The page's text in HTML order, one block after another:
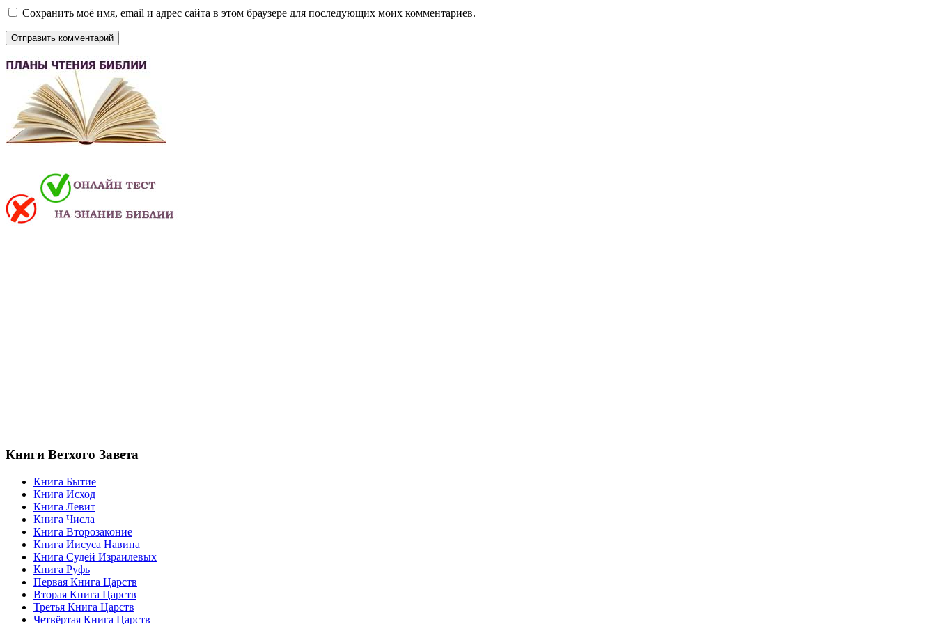
Сохранить моё имя, email и адрес сайта в этом браузере для последующих моих комментариев.
Книги Ветхого Завета
Книга Бытие
Книга Исход
Книга Левит
Книга Числа
Книга Второзаконие
Книга Иисуса Навина
Книга Судей Израилевых
Книга Руфь
Первая Книга Царств
Вторая Книга Царств
Третья Книга Царств
Четвёртая Книга Царств